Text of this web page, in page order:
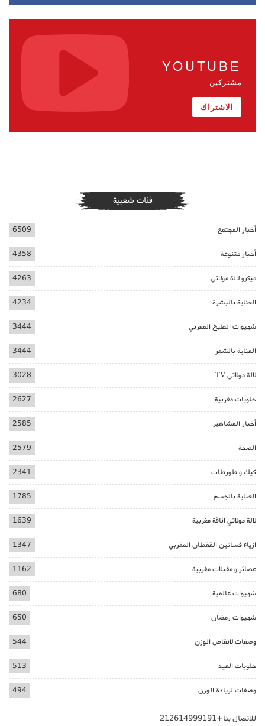
YOUTUBE
مشتركين
الاشتراك
فئات شعبية
أخبار المجتمع 6509
أخبار متنوعة 4358
ميكرو لالة مولاتي 4263
العناية بالبشرة 4234
شهيوات الطبخ المغربي 3444
العناية بالشعر 3444
لالة مولاتي TV 3028
حلويات مغربية 2627
أخبار المشاهير 2585
الصحة 2579
كيك و طورطات 2341
العناية بالجسم 1785
لالة مولاتي اناقة مغربية 1639
ازياء فساتين القفطان المغربي 1347
عصائر و مقبلات مغربية 1162
شهيوات عالمية 680
شهيوات رمضان 650
وصفات لانقاص الوزن 544
حلويات العيد 513
وصفات لزيادة الوزن 494
للاتصال بنا+212614999191